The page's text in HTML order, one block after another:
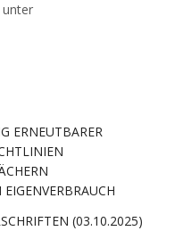
unter
ERNEUTBARER
(03.10.2025)